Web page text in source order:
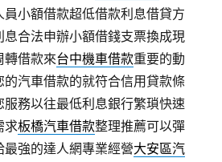
小額借款超低借款利息借貸方
息合法申辦小額借錢支票換成現
轉借款來台中機車借款重要的動
汽車借款的就符合信用貸款條
服務以往最低利息銀行繁瑣快速
求板橋汽車借款整理推薦可以彈
強的達人網專業經營大安區汽